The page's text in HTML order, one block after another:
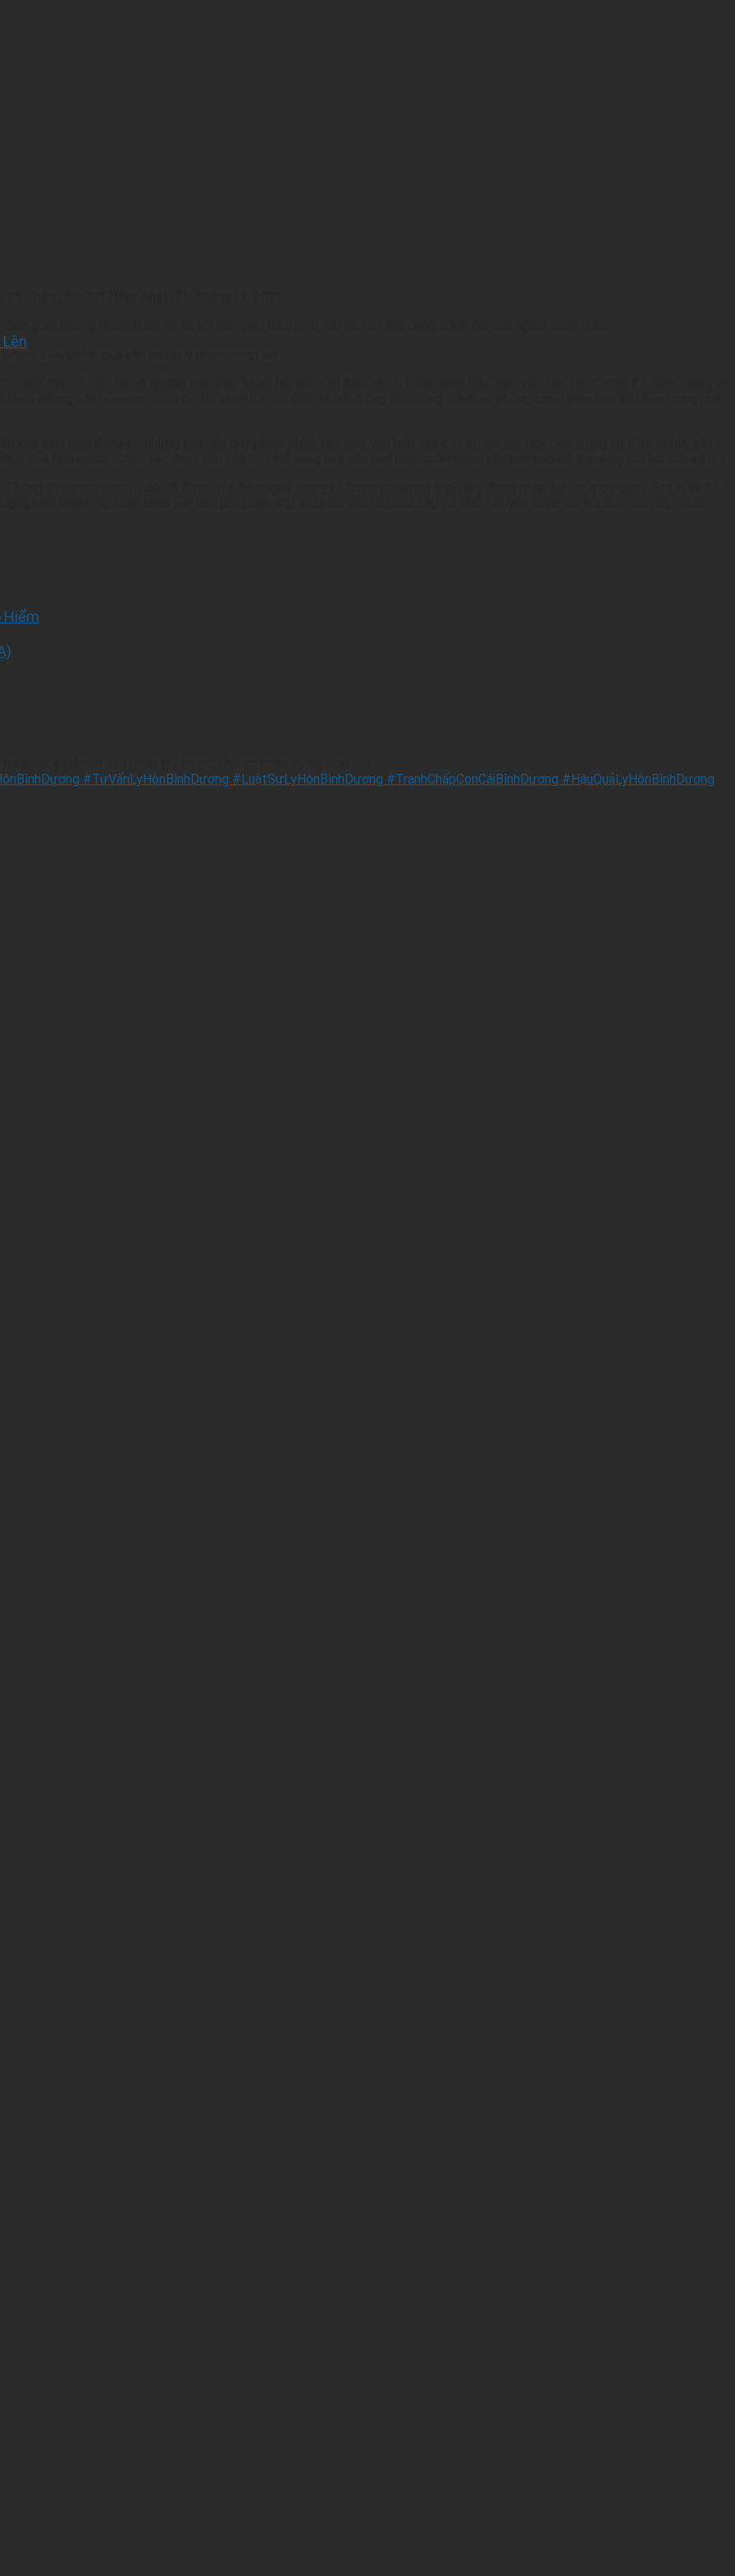
Hiểm
gồm những nhóm quan hệ xã hội nào, phụ thuộc rất lớn vào sự lựa chọn, đánh giá của người soạn thảo.
điều chỉnh của văn bản quy phạm pháp luật:
xác định rõ hiện tại có những loại quan hệ xã hội nào cần điều chỉnh bằng pháp luật; dựa vào tính chất, mức độ quan trọng và
hành những văn bản nào, tránh bỏ lọt quan hệ cần điều chỉnh, đồng thời cũng tránh sự chồng chéo giữa các văn bản trong quá
xác định hiện đang có những văn bản quy phạm pháp luật nào; văn bản nào còn có vai trò tích cực trong sự điều chỉnh, văn
lý của Nhà nước, từ đó xác định: cần sửa đổi, bổ sung hay cần ban hành mới những văn bản nào để đáp ứng đòi hỏi của xã hội.
thường nhiệm vụ đó đã được thể hiện ngay trong kế hoạch, chương trình xây dựng pháp luật của cơ quan, đơn vị và đã
hợp, nhiệm vụ soạn thảo văn bản phát sinh đột xuất do yêu cầu của cấp có thẩm quyền hoặc đòi hỏi bức xúc, đột xuất
thế ý kiến tư vấn pháp lý cho một hồ sơ hoặc vụ việc cụ thể.
#TưVấnLyHônBìnhDương #LuậtSưLyHônBìnhDương #TranhChấpConCáiBìnhDương #HậuQuảLyHônBìnhDương